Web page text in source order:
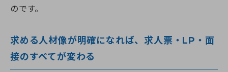
のです。
求める人材像が明確になれば、求人票・LP・面
接のすべてが変わる